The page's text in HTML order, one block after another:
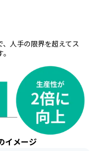
人手の限界を超えてス
イメージ